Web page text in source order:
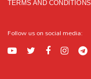
TERMS AND CONDITIONS
Follow us on social media: